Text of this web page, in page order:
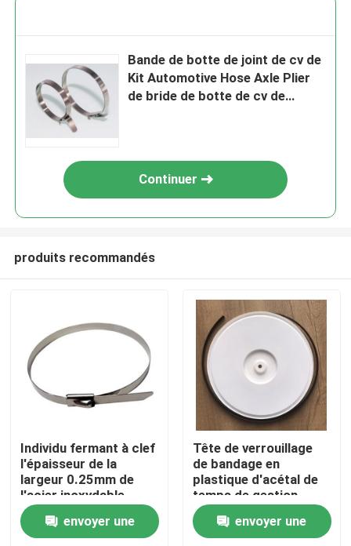
Accueil
A propos de nous
Contacts
Bande de botte de joint de cv de
Kit Automotive Hose Axle Plier
de bride de botte de cv de
Continuer
produits recommandés
Individu fermant à clef
l'épaisseur de la
largeur 0.25mm de
l'acier inoxydable
7.9mm des serres-
câble 316 de
fermeture éclair
envoyer une
Tête de verrouillage
de bandage en
plastique d'acétal de
temps de gestion
résistante de serre-
câble
envoyer une